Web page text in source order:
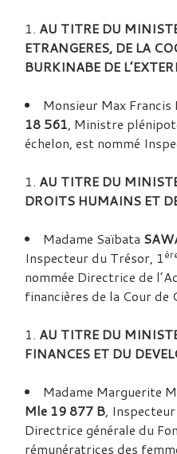
AU TITRE DU
ETRANGERES, DE LA
BURKINABE DE
Monsieur Max Francis
18 561, Ministre
échelon, est nommé
AU TITRE DU
DROITS HUMAINS ET
Madame Saïbata
Inspecteur du Trésor, 1
nommée Directrice de
financières de la Cour de
AU TITRE DU
FINANCES ET DU
Madame Marguerite
Mle 19 877 B,
Directrice générale du
rémunératrices des